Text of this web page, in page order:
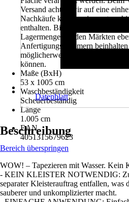
Versand achten wir auf eine
Nachkäufe können eine
enthalten. Bitte beachten Sie
Lagermengen in den Märkten
Anfertigungsnummern beinhalten
möglicherweise nicht in einem
können.
Maße (BxH)
53 x 1005 cm
Waschbeständigkeit
Scheuerbeständig
Länge
1.005 cm
EAN
4051315679623
Datenblatt
Beschreibung
Bereich überspringen
WOW! – Tapezieren mit Wasser. Kein
- KEIN KLEISTER NOTWENDIG:
separater Kleisterauftrag entfallen, was
sauberer und unkomplizierter macht.